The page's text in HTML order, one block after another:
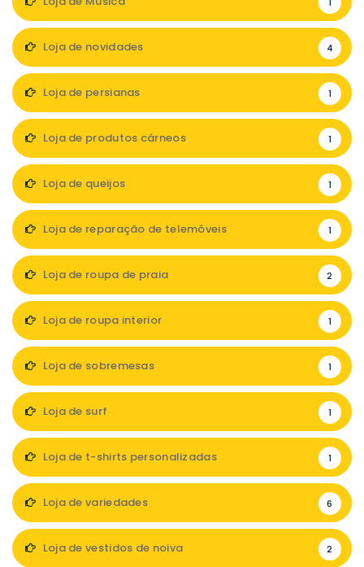
1
Loja de novidades 4
Loja de persianas 1
Loja de produtos cárneos 1
Loja de queijos 1
Loja de reparação de telemóveis 1
Loja de roupa de praia 2
Loja de roupa interior 1
Loja de sobremesas 1
Loja de surf 1
Loja de t-shirts personalizadas 1
Loja de variedades 6
Loja de vestidos de noiva 2